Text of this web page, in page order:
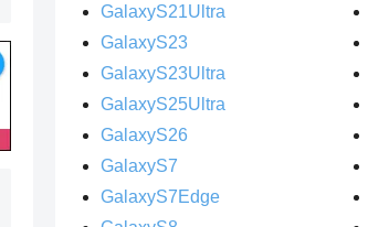
GalaxyS21Ultra
GalaxyS23
GalaxyS23Ultra
GalaxyS25Ultra
GalaxyS26
GalaxyS7
GalaxyS7Edge